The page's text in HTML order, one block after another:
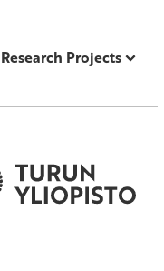
Research Projects